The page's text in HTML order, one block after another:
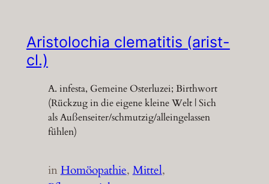
Aristolochia clematitis (arist-
cl.)
A. infesta, Gemeine Osterluzei; Birthwort
(Rückzug in die eigene kleine Welt | Sich
als Außenseiter/schmutzig/alleingelassen
fühlen)
inHomöopathie, Mittel